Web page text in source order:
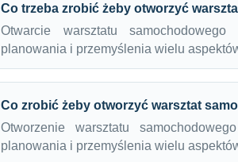
Co trzeba zrobić żeby otworzyć
Otwarcie warsztatu
planowania i przemyślenia wielu
Co zrobić żeby otworzyć warsztat
Otworzenie warsztatu
planowania i przemyślenia wielu